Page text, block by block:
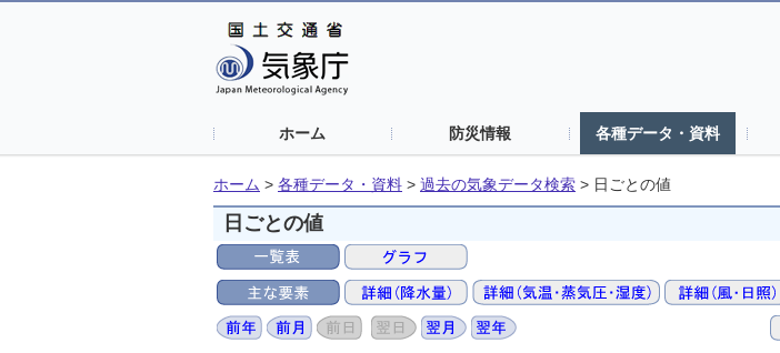
ホーム 防災情報 各種データ・資料
ホーム > 各種データ・資料 > 過去の気象データ検索 > 日ごとの値
日ごとの値